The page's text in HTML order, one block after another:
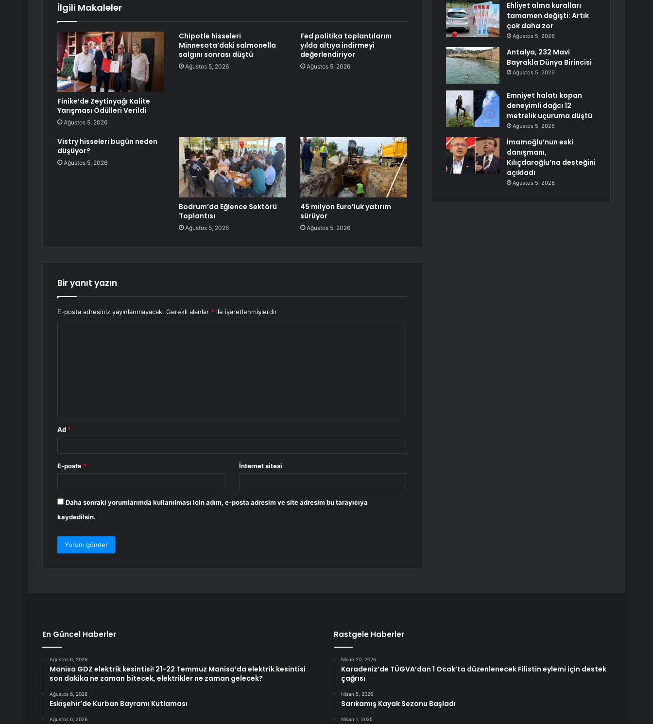
İlgili Makaleler
Finike’de Zeytinyağı Kalite
Yarışması Ödülleri Verildi
Ağustos 5, 2026
Chipotle hisseleri
Minnesota’daki salmonella
salgını sonrası düştü
Ağustos 5, 2026
Fed politika toplantılarını
yılda altıya indirmeyi
değerlendiriyor
Ağustos 5, 2026
Vistry hisseleri bugün neden
düşüyor?
Ağustos 5, 2026
Bodrum’da Eğlence Sektörü
Toplantısı
Ağustos 5, 2026
45 milyon Euro’luk yatırım
sürüyor
Ağustos 5, 2026
Bir yanıt yazın
E-posta adresiniz yayınlanmayacak. Gerekli alanlar * ile işaretlenmişlerdir
Ad *
E-posta * İnternet sitesi
Daha sonraki yorumlarımda kullanılması için adım, e-posta adresim ve site adresim bu tarayıcıya
kaydedilsin.
Ehliyet alma kuralları
tamamen değişti: Artık
çok daha zor
Ağustos 5, 2026
Antalya, 232 Mavi
Bayrakla Dünya Birincisi
Ağustos 5, 2026
Emniyet halatı kopan
deneyimli dağcı 12
metrelik uçuruma düştü
Ağustos 5, 2026
İmamoğlu’nun eski
danışmanı,
Kılıçdaroğlu’na desteğini
açıkladı
Ağustos 5, 2026
En Güncel Haberler
Ağustos 6, 2026
Manisa GDZ elektrik kesintisi! 21-22 Temmuz Manisa’da elektrik kesintisi
son dakika ne zaman bitecek, elektrikler ne zaman gelecek?
Ağustos 6, 2026
Eskişehir’de Kurban Bayramı Kutlaması
Ağustos 6, 2026
Rastgele Haberler
Nisan 20, 2026
Karadeniz’de TÜGVA’dan 1 Ocak’ta düzenlenecek Filistin eylemi için destek
çağrısı
Nisan 5, 2026
Sarıkamış Kayak Sezonu Başladı
Nisan 1, 2025